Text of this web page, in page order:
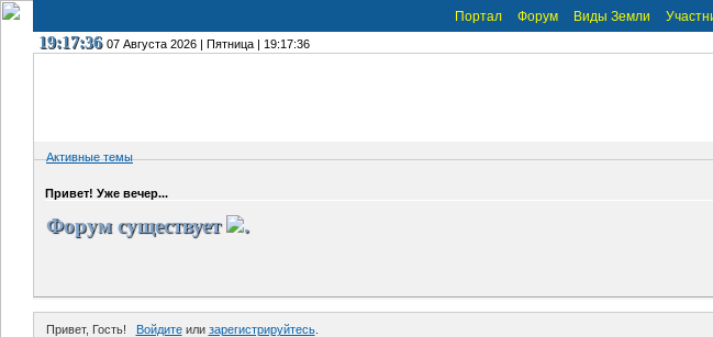
19:17:36 07 Августа 2026 | Пятница | 19:17:36
Портал Форум Виды Земли
Активные темы
Привет! Уже вечер...
Форум существует
.
Привет, Гость! Войдитеили зарегистрируйтесь.